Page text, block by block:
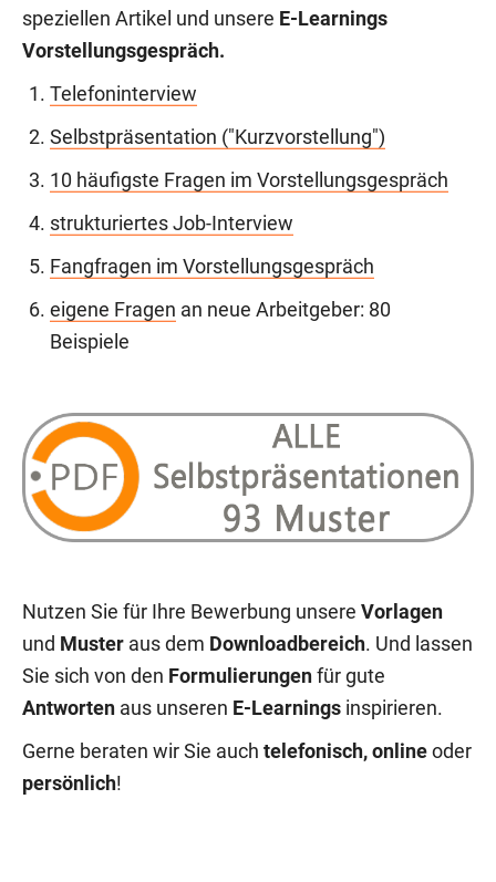
speziellen Artikel und unsere E-Learnings
Vorstellungsgespräch.
Telefoninterview
Selbstpräsentation ("Kurzvorstellung")
10 häufigste Fragen im Vorstellungsgespräch
strukturiertes Job-Interview
Fangfragen im Vorstellungsgespräch
eigene Fragen an neue Arbeitgeber: 80
Beispiele
Nutzen Sie für Ihre Bewerbung unsere Vorlagen
und Muster aus dem Downloadbereich. Und lassen
Sie sich von den Formulierungen für gute
Antworten aus unseren E-Learnings inspirieren.
Gerne beraten wir Sie auch telefonisch, online oder
persönlich!